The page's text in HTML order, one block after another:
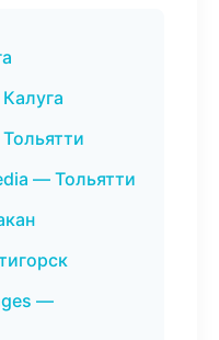
— Тольятти
—